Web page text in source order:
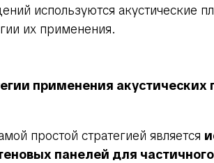
используются акустические
их применения.
применения акустических
простой стратегией является
панелей для